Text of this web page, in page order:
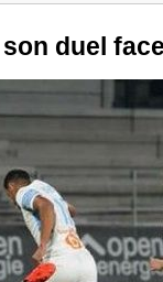
duel